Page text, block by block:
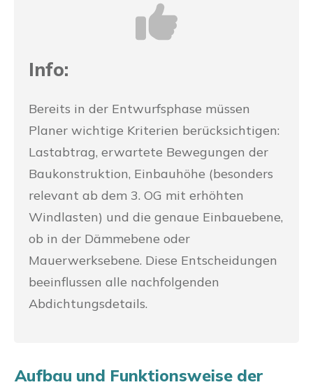
Info:
Bereits in der Entwurfsphase müssen
Planer wichtige Kriterien berücksichtigen:
Lastabtrag, erwartete Bewegungen der
Baukonstruktion, Einbauhöhe (besonders
relevant ab dem 3. OG mit erhöhten
Windlasten) und die genaue Einbauebene,
ob in der Dämmebene oder
Mauerwerksebene. Diese Entscheidungen
beeinflussen alle nachfolgenden
Abdichtungsdetails.
Aufbau und Funktionsweise der